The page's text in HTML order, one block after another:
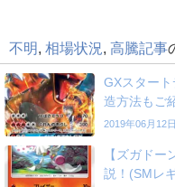
不明 相場状況 高騰記事
GXスター
造方法もご
2019年06月12日
【ズガドー
説！(SMレ